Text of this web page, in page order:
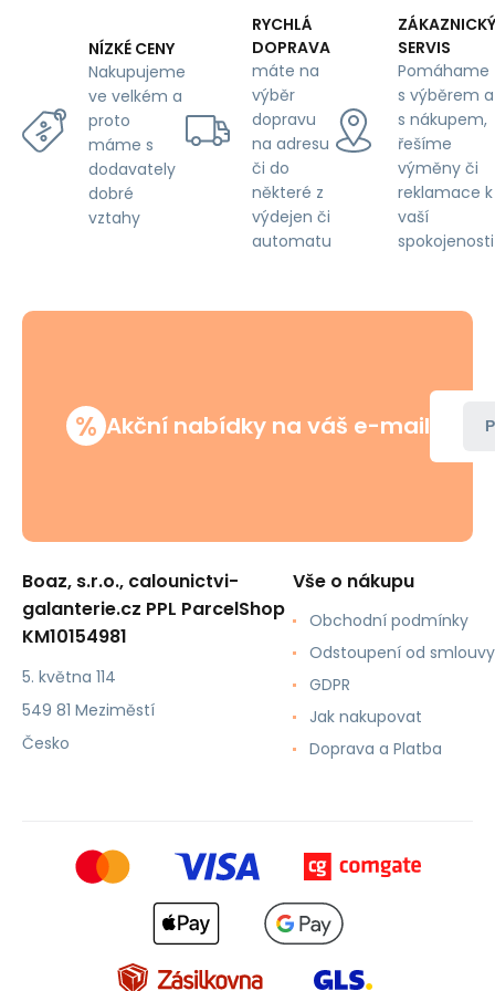
pixel
titan
NÍZKÉ CENY
Nakupujeme
ve velkém a
proto
máme s
dodavately
dobré
vztahy
RYCHLÁ
DOPRAVA
máte na
výběr
dopravu
na adresu
či do
některé z
výdejen či
automatu
ZÁKAZNICKÝ
SERVIS
Pomáhame
s výběrem a
s nákupem,
řešíme
výměny či
reklamace k
vaší
spokojenosti
% Akční nabídky na váš e-mail
Boaz, s.r.o., calounictvi-
galanterie.cz PPL ParcelShop
KM10154981
5. května 114
549 81 Meziměstí
Česko
Vše o nákupu
Obchodní podmínky
Odstoupení od smlouvy
GDPR
Jak nakupovat
Doprava a Platba